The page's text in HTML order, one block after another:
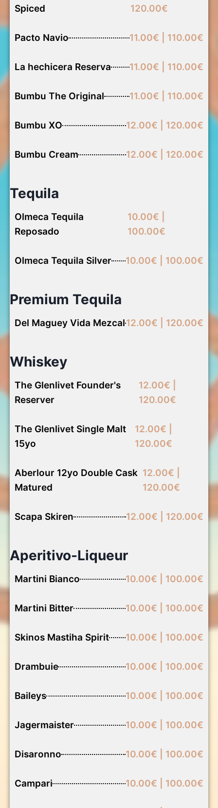
Spiced
120.00€
Pacto Navio 11.00€ | 110.00€
La hechicera Reserva 11.00€ | 110.00€
Bumbu The Original 11.00€ | 110.00€
Bumbu XO 12.00€ | 120.00€
Bumbu Cream 12.00€ | 120.00€
Tequila
Olmeca Tequila
Reposado
10.00€ |
100.00€
Olmeca Tequila Silver 10.00€ | 100.00€
Premium Tequila
Del Maguey Vida Mezcal12.00€ | 120.00€
Whiskey
The Glenlivet Founder's
Reserver
12.00€ |
120.00€
The Glenlivet Single Malt
15yo
12.00€ |
120.00€
Aberlour 12yo Double Cask
Matured
12.00€ |
120.00€
Scapa Skiren 12.00€ | 120.00€
Aperitivo-Liqueur
Martini Bianco 10.00€ | 100.00€
Martini Bitter 10.00€ | 100.00€
Skinos Mastiha Spirit 10.00€ | 100.00€
Drambuie 10.00€ | 100.00€
Baileys 10.00€ | 100.00€
Jagermaister 10.00€ | 100.00€
Disaronno 10.00€ | 100.00€
Campari 10.00€ | 100.00€